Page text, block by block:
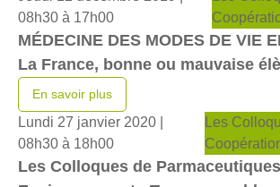
08h30 à 17h00
MÉDECINE DES MODES DE VIE
La France, bonne ou mauvaise
En savoir plus
Lundi 27 janvier 2020 |
08h30 à 18h00
Les
Les Colloques de